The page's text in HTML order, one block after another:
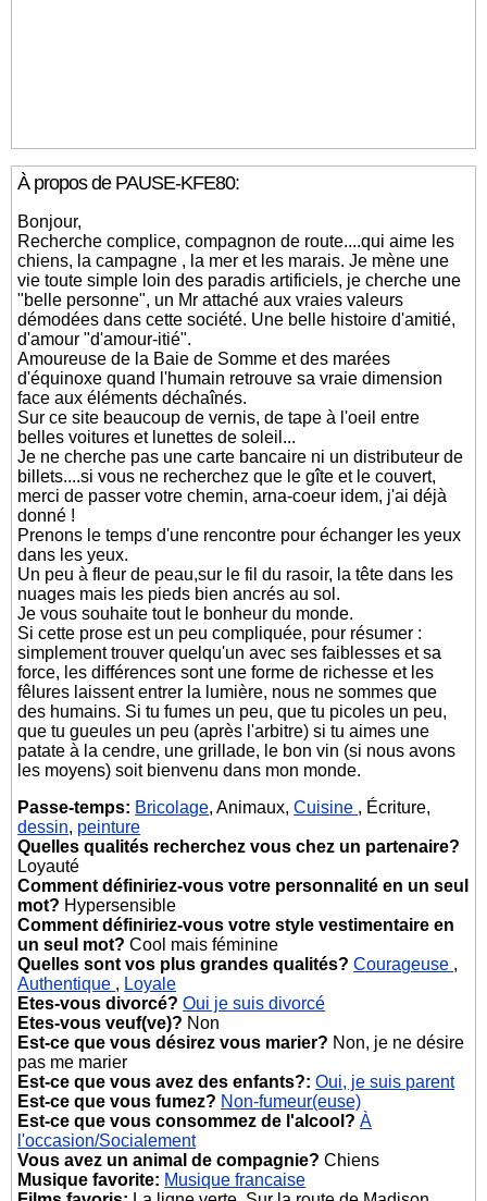
À propos de PAUSE-KFE80:
Bonjour,
Recherche complice, compagnon de route....qui aime les
chiens, la campagne , la mer et les marais. Je mène une
vie toute simple loin des paradis artificiels, je cherche une
"belle personne", un Mr attaché aux vraies valeurs
démodées dans cette société. Une belle histoire d'amitié,
d'amour "d'amour-itié".
Amoureuse de la Baie de Somme et des marées
d'équinoxe quand l'humain retrouve sa vraie dimension
face aux éléments déchaînés.
Sur ce site beaucoup de vernis, de tape à l'oeil entre
belles voitures et lunettes de soleil...
Je ne cherche pas une carte bancaire ni un distributeur de
billets....si vous ne recherchez que le gîte et le couvert,
merci de passer votre chemin, arna-coeur idem, j'ai déjà
donné !
Prenons le temps d'une rencontre pour échanger les yeux
dans les yeux.
Un peu à fleur de peau,sur le fil du rasoir, la tête dans les
nuages mais les pieds bien ancrés au sol.
Je vous souhaite tout le bonheur du monde.
Si cette prose est un peu compliquée, pour résumer :
simplement trouver quelqu'un avec ses faiblesses et sa
force, les différences sont une forme de richesse et les
fêlures laissent entrer la lumière, nous ne sommes que
des humains. Si tu fumes un peu, que tu picoles un peu,
que tu gueules un peu (après l'arbitre) si tu aimes une
patate à la cendre, une grillade, le bon vin (si nous avons
les moyens) soit bienvenu dans mon monde.
Passe-temps: Bricolage, Animaux,Cuisine , Écriture,
dessin, peinture
Quelles qualités recherchez vous chez un partenaire?
Loyauté
Comment définiriez-vous votre personnalité en un seul
mot? Hypersensible
Comment définiriez-vous votre style vestimentaire en
un seul mot? Cool mais féminine
Quelles sont vos plus grandes qualités? Courageuse ,
Authentique , Loyale
Etes-vous divorcé? Oui je suis divorcé
Etes-vous veuf(ve)? Non
Est-ce que vous désirez vous marier? Non, je ne désire
pas me marier
Est-ce que vous avez des enfants?: Oui, je suis parent
Est-ce que vous fumez? Non-fumeur(euse)
Est-ce que vous consommez de l'alcool? À
l'occasion/Socialement
Vous avez un animal de compagnie? Chiens
Musique favorite: Musique francaise